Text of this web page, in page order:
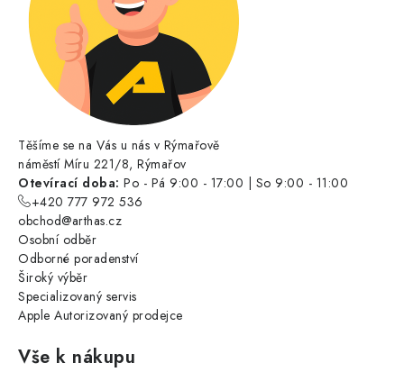
Těšíme se na Vás u nás v Rýmařově
náměstí Míru 221/8, Rýmařov
Otevírací doba: Po - Pá 9:00 - 17:00 | So 9:00 - 11:00
+420 777 972 536
obchod@arthas.cz
Osobní odběr
Odborné poradenství
Široký výběr
Specializovaný servis
Apple Autorizovaný prodejce
Vše k nákupu